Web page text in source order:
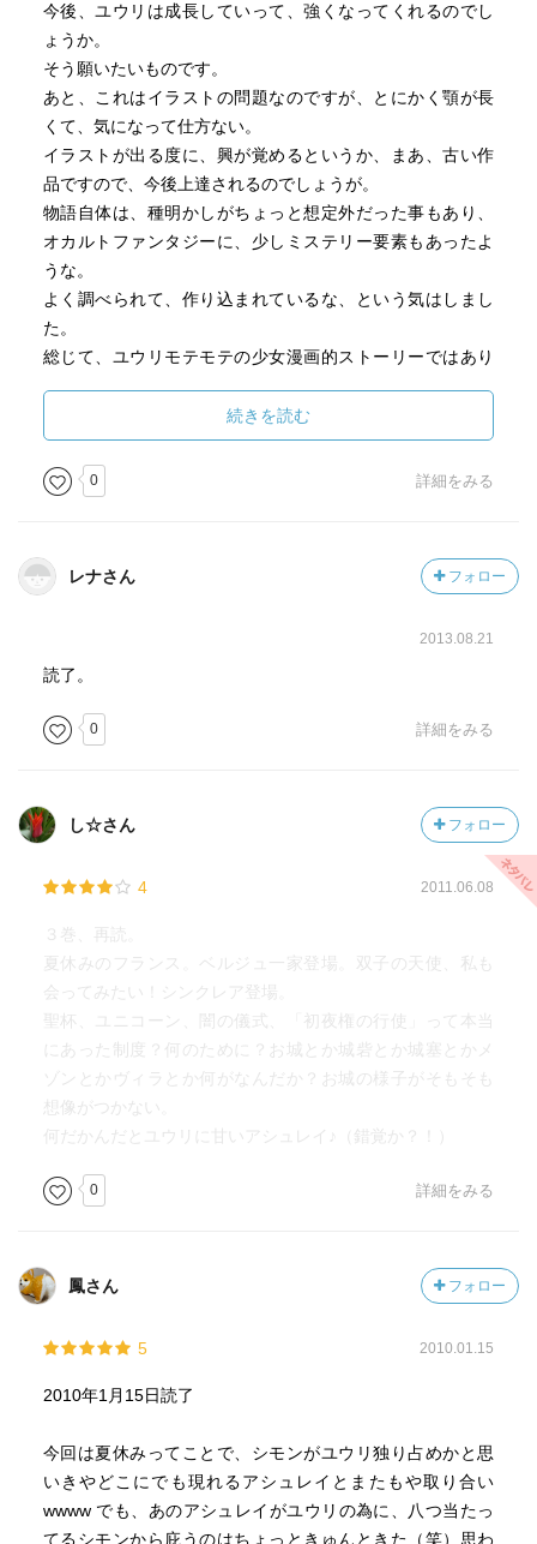
今後、ユウリは成長していって、強くなってくれるのでし
ょうか。
そう願いたいものです。
あと、これはイラストの問題なのですが、とにかく顎が長
くて、気になって仕方ない。
イラストが出る度に、興が覚めるというか、まあ、古い作
品ですので、今後上達されるのでしょうが。
物語自体は、種明かしがちょっと想定外だった事もあり、
オカルトファンタジーに、少しミステリー要素もあったよ
うな。
よく調べられて、作り込まれているな、という気はしまし
た。
総じて、ユウリモテモテの少女漫画的ストーリーではあり
続きを読む
0 詳細をみる
レナさん フォロー
2013.08.21
読了。
0 詳細をみる
し☆さん フォロー
4 2011.06.08
３巻、再読。
夏休みのフランス。ベルジュ一家登場。双子の天使、私も
会ってみたい！シンクレア登場。
聖杯、ユニコーン、闇の儀式、「初夜権の行使」って本当
にあった制度？何のために？お城とか城砦とか城塞とかメ
ゾンとかヴィラとか何がなんだか？お城の様子がそもそも
想像がつかない。
何だかんだとユウリに甘いアシュレイ♪（錯覚か？！）
0 詳細をみる
鳳さん フォロー
5 2010.01.15
2010年1月15日読了
今回は夏休みってことで、シモンがユウリ独り占めかと思
いきやどこにでも現れるアシュレイとまたもや取り合い
wwww でも、あのアシュレイがユウリの為に、八つ当たっ
てるシモンから庇うのはちょっときゅんときた（笑）思わ